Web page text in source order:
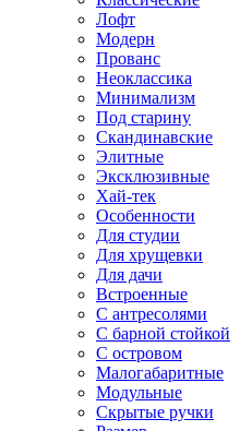
Лофт
Модерн
Прованс
Неоклассика
Минимализм
Под старину
Скандинавские
Элитные
Эксклюзивные
Хай-тек
Особенности
Для студии
Для хрущевки
Для дачи
Встроенные
С антресолями
С барной стойкой
С островом
Малогабаритные
Модульные
Скрытые ручки